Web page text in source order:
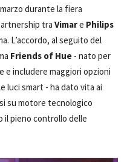
durante la fiera
tra Vimare Philips
L’accordo, al seguito del
Friends of Hue - nato per
e includere maggiori opzioni
luci smart - ha dato vita ai
su motore tecnologico
il pieno controllo delle